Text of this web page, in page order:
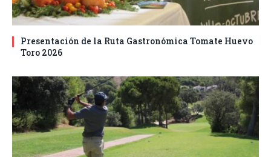
Presentación de la Ruta Gastronómica Tomate Huevo
Toro 2026